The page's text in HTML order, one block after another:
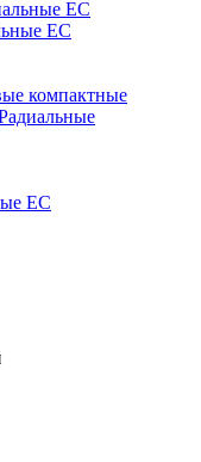
EC
компактные
EC